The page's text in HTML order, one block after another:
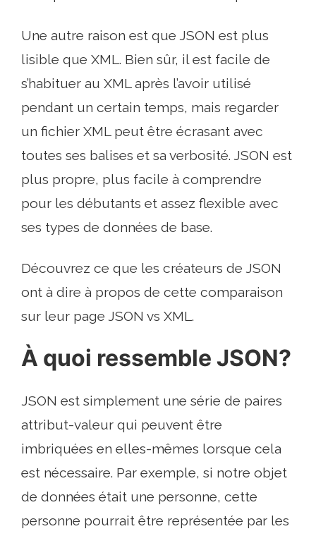
Une autre raison est que JSON est plus
lisible que XML. Bien sûr, il est facile de
s’habituer au XML après l’avoir utilisé
pendant un certain temps, mais regarder
un fichier XML peut être écrasant avec
toutes ses balises et sa verbosité. JSON est
plus propre, plus facile à comprendre
pour les débutants et assez flexible avec
ses types de données de base.
Découvrez ce que les créateurs de JSON
ont à dire à propos de cette comparaison
sur leur page JSON vs XML.
À quoi ressemble JSON?
JSON est simplement une série de paires
attribut-valeur qui peuvent être
imbriquées en elles-mêmes lorsque cela
est nécessaire. Par exemple, si notre objet
de données était une personne, cette
personne pourrait être représentée par les